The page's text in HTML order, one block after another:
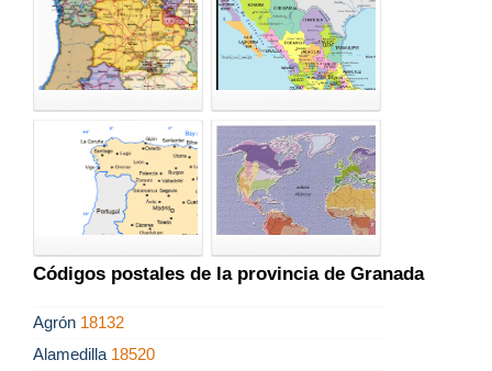
Códigos postales de la provincia de Granada
Agrón 18132
Alamedilla 18520